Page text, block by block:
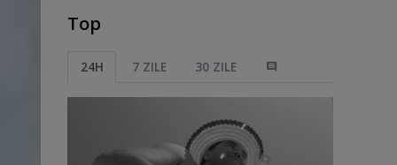
Top
24H 7 ZILE 30 ZILE